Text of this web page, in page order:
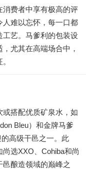
费者中享有极高的评
难以忘怀，每一口都
艺。马爹利的包装设
尤其在高端场合中，
搭配优质矿泉水，如
Bleu）和金牌马爹
高级干邑之一。此
选XXO、Cohiba和尚
酿造领域的巅峰之